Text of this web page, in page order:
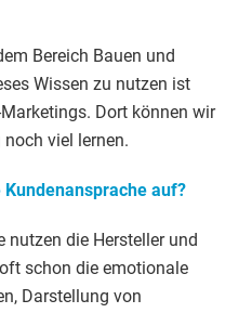
Bereich Bauen und
Wissen zu nutzen ist
Dort können wir
viel lernen.
auf?
nutzen die Hersteller und
schon die emotionale
Darstellung von